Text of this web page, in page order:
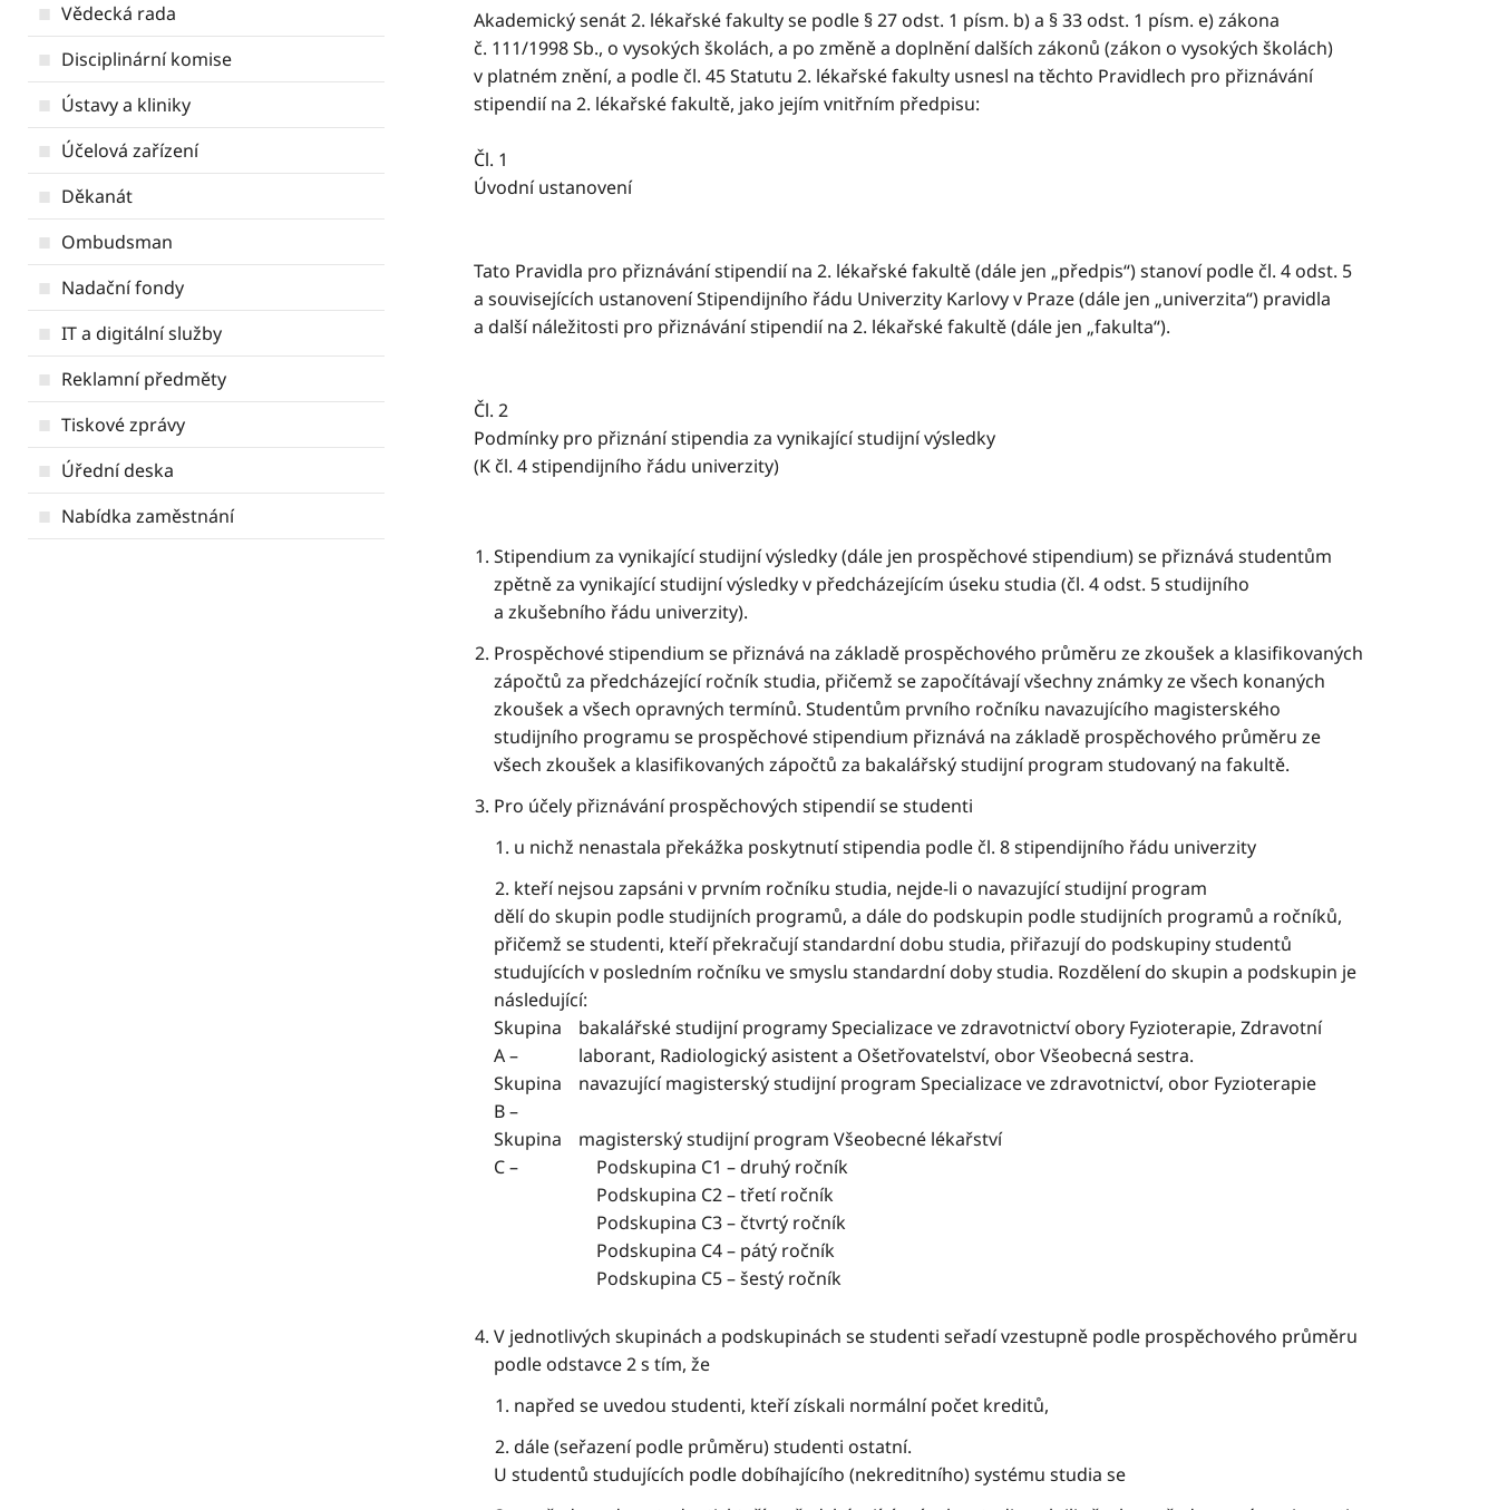
Vědecká rada
Disciplinární komise
Ústavy a kliniky
Účelová zařízení
Děkanát
Ombudsman
Nadační fondy
IT a digitální služby
Reklamní předměty
Tiskové zprávy
Úřední deska
Nabídka zaměstnání
Akademický senát 2. lékařské fakulty se podle § 27 odst. 1 písm. b) a § 33 odst. 1 písm. e) zákona
č. 111/1998 Sb., o vysokých školách, a po změně a doplnění dalších zákonů (zákon o vysokých školách)
v platném znění, a podle čl. 45 Statutu 2. lékařské fakulty usnesl na těchto Pravidlech pro přiznávání
stipendií na 2. lékařské fakultě, jako jejím vnitřním předpisu:
Čl. 1
Úvodní ustanovení
Tato Pravidla pro přiznávání stipendií na 2. lékařské fakultě (dále jen „předpis“) stanoví podle čl. 4 odst. 5
a souvisejících ustanovení Stipendijního řádu Univerzity Karlovy v Praze (dále jen „univerzita“) pravidla
a další náležitosti pro přiznávání stipendií na 2. lékařské fakultě (dále jen „fakulta“).
Čl. 2
Podmínky pro přiznání stipendia za vynikající studijní výsledky
(K čl. 4 stipendijního řádu univerzity)
Stipendium za vynikající studijní výsledky (dále jen prospěchové stipendium) se přiznává studentům
zpětně za vynikající studijní výsledky v předcházejícím úseku studia (čl. 4 odst. 5 studijního
a zkušebního řádu univerzity).
Prospěchové stipendium se přiznává na základě prospěchového průměru ze zkoušek a klasifikovaných
zápočtů za předcházející ročník studia, přičemž se započítávají všechny známky ze všech konaných
zkoušek a všech opravných termínů. Studentům prvního ročníku navazujícího magisterského
studijního programu se prospěchové stipendium přiznává na základě prospěchového průměru ze
všech zkoušek a klasifikovaných zápočtů za bakalářský studijní program studovaný na fakultě.
Pro účely přiznávání prospěchových stipendií se studenti
u nichž nenastala překážka poskytnutí stipendia podle čl. 8 stipendijního řádu univerzity
kteří nejsou zapsáni v prvním ročníku studia, nejde-li o navazující studijní program
dělí do skupin podle studijních programů, a dále do podskupin podle studijních programů a ročníků,
přičemž se studenti, kteří překračují standardní dobu studia, přiřazují do podskupiny studentů
studujících v posledním ročníku ve smyslu standardní doby studia. Rozdělení do skupin a podskupin je
následující:
Skupina
A –
bakalářské studijní programy Specializace ve zdravotnictví obory Fyzioterapie, Zdravotní
laborant, Radiologický asistent a Ošetřovatelství, obor Všeobecná sestra.
Skupina
B –
navazující magisterský studijní program Specializace ve zdravotnictví, obor Fyzioterapie
Skupina
C –
magisterský studijní program Všeobecné lékařství
Podskupina C1 – druhý ročník
Podskupina C2 – třetí ročník
Podskupina C3 – čtvrtý ročník
Podskupina C4 – pátý ročník
Podskupina C5 – šestý ročník
V jednotlivých skupinách a podskupinách se studenti seřadí vzestupně podle prospěchového průměru
podle odstavce 2 s tím, že
napřed se uvedou studenti, kteří získali normální počet kreditů,
dále (seřazení podle průměru) studenti ostatní.
U studentů studujících podle dobíhajícího (nekreditního) systému studia se